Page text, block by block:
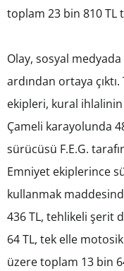
toplam 23 bin 810 TL
Olay, sosyal
ardından ortaya
ekipleri, kural
Çameli karayolunda
sürücüsü F.E.G.
Emniyet ekiplerince
kullanmak
436 TL, tehlikeli şerit
64 TL, tek elle
üzere toplam 13 bin